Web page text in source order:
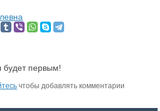
будет первым!
чтобы добавлять комментарии